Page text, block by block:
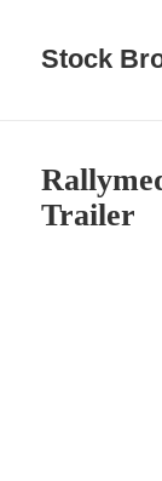
Stock
Trailer